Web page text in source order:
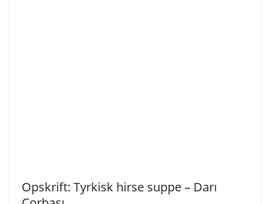
Opskrift: Tyrkisk hirse suppe – Darı